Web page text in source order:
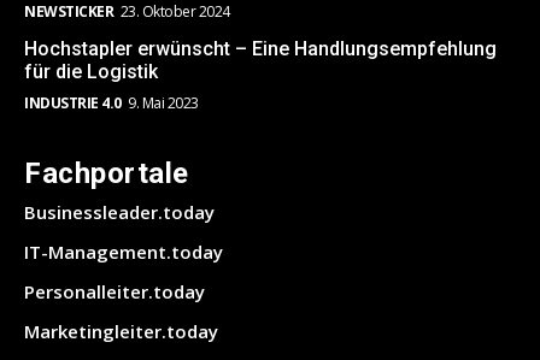
NEWSTICKER 23. Oktober 2024
Hochstapler erwünscht – Eine Handlungsempfehlung
für die Logistik
INDUSTRIE 4.0 9. Mai 2023
Fachportale
Businessleader.today
IT-Management.today
Personalleiter.today
Marketingleiter.today